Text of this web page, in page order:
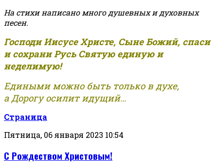
На стихи написано много душевных и духовных
песен.
Господи Иисусе Христе, Сыне Божий, спаси
и сохрани Русь Святую единую и
неделимую!
Едиными можно быть только в духе,
а Дорогу осилит идущий...
Страница
Пятница, 06 января 2023 10:54
С Рождеством Христовым!